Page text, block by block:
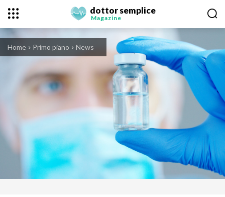
dottor semplice
Magazine
Home Primo piano News